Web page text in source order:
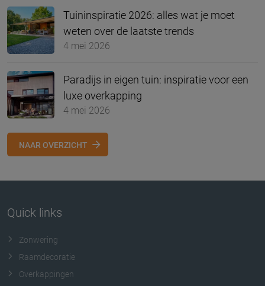
Tuininspiratie 2026: alles wat je moet
weten over de laatste trends
4 mei 2026
Paradijs in eigen tuin: inspiratie voor een
luxe overkapping
4 mei 2026
NAAR OVERZICHT
Quick links
Zonwering
Raamdecoratie
Overkappingen